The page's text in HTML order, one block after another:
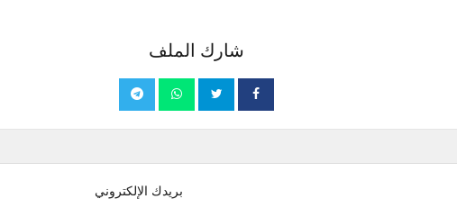
شارك الملف
بريدك الإلكتروني